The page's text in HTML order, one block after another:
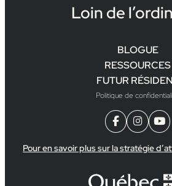
Loin de
BLOGUE
RESSOURCES
FUTUR
Politique de
  
Pour en savoir plus sur la stratégie